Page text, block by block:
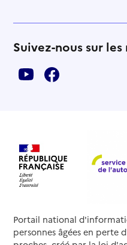
Suivez-nous sur
Portail national
personnes âgées en perte